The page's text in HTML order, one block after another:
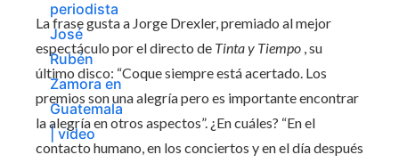
La frase gusta a Jorge Drexler, premiado al mejor
espectáculo por el directo de Tinta y Tiempo , su
último disco: “Coque siempre está acertado. Los
premios son una alegría pero es importante encontrar
la alegría en otros aspectos”. ¿En cuáles? “En el
contacto humano, en los conciertos y en el día después